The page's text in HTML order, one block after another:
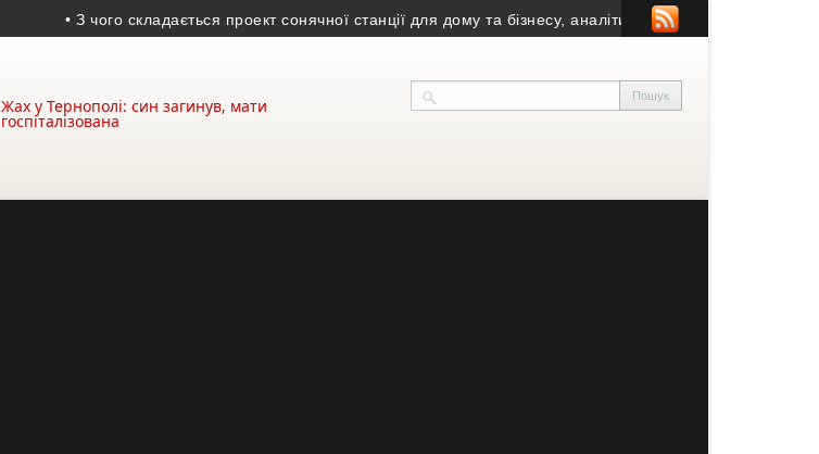
• З чого складається проект сонячної станції для дому та бізнесу, аналітика, фінмодель і монтаж –
Жах у Тернополі: син загинув, мати
госпіталізована